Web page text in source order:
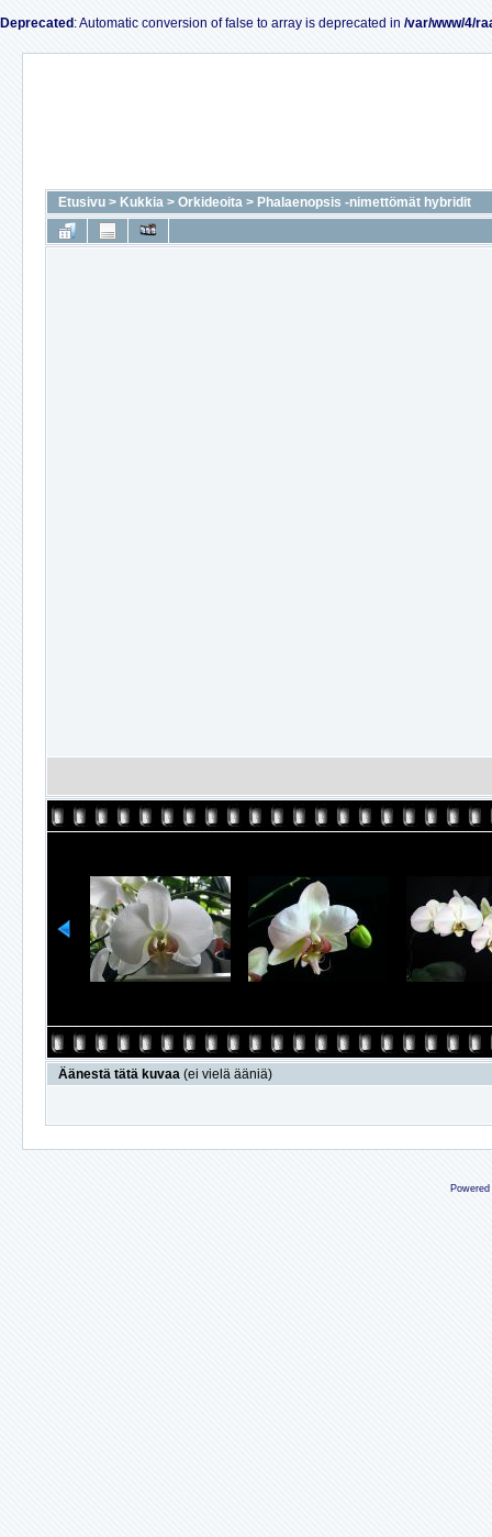
Deprecated : Automatic conversion of false to array is deprecated in /var/www/4/
Etusivu > Kukkia > Orkideoita > Phalaenopsis -nimettömät hybridit
Äänestä tätä kuvaa (ei vielä ääniä)